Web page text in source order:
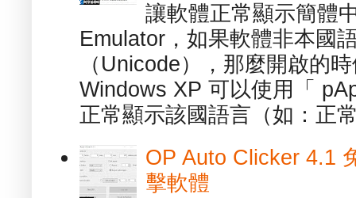
讓軟體正常顯示簡體
Emulator，如果軟體非本國
（Unicode），那麼開啟的
Windows XP 可以使用「
正常顯示該國語言（如：正
OP Auto Clicker 4.1
擊軟體